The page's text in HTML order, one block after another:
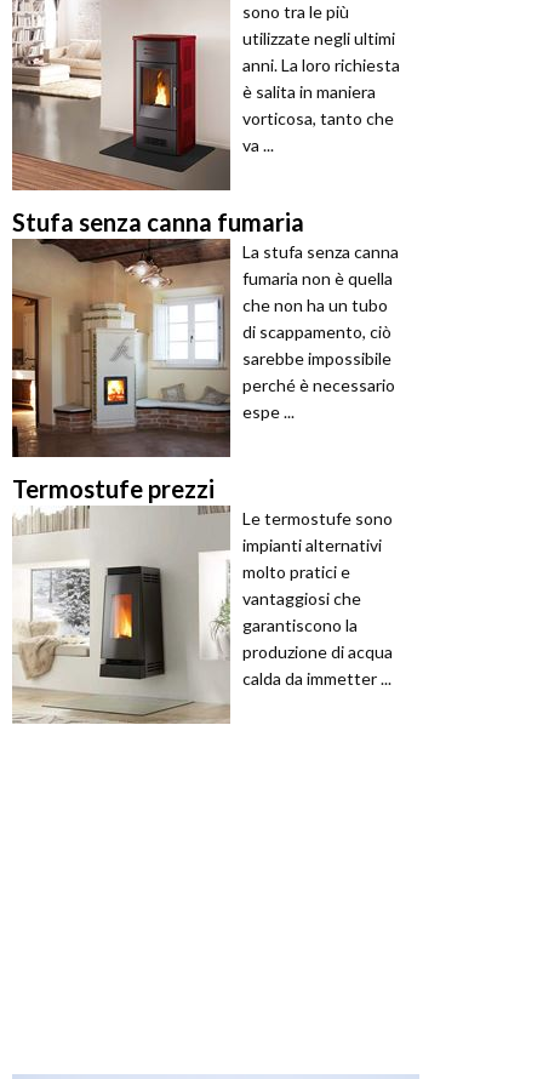
sono tra le più
utilizzate negli ultimi
anni. La loro richiesta
è salita in maniera
vorticosa, tanto che
va ...
Stufa senza canna fumaria
La stufa senza canna
fumaria non è quella
che non ha un tubo
di scappamento, ciò
sarebbe impossibile
perché è necessario
espe ...
Termostufe prezzi
Le termostufe sono
impianti alternativi
molto pratici e
vantaggiosi che
garantiscono la
produzione di acqua
calda da immetter ...